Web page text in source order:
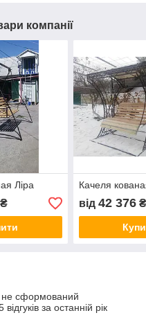
компанії
Ліра
₴
Качеля
від 42 376₴
не сформований
за останній рік